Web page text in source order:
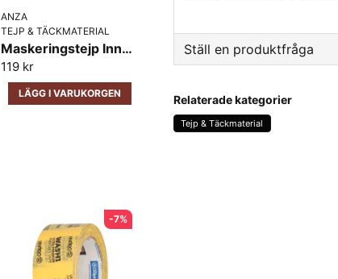
ANZA
TEJP & TÄCKMATERIAL
Maskeringstejp Inne Platinum Pro Anza
119 kr
LÄGG I VARUKORGEN
-7%
Ställ en produktfråga
Fråga oss något om
Relaterade kategorier
Tejp & Täckmaterial